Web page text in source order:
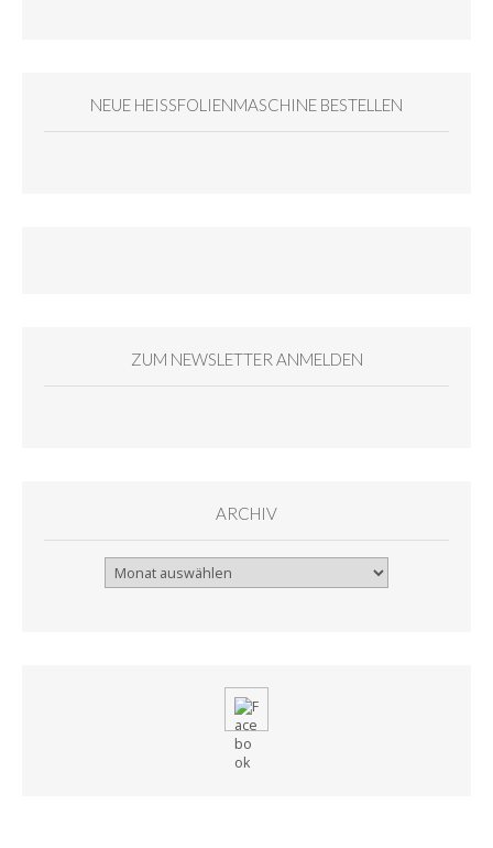
NEUE HEISSFOLIENMASCHINE BESTELLEN
ZUM NEWSLETTER ANMELDEN
ARCHIV
Archiv